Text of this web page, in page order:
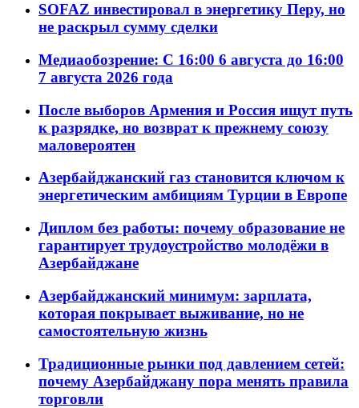
SOFAZ инвестировал в энергетику Перу, но
не раскрыл сумму сделки
Медиаобозрение: С 16:00 6 августа до 16:00
7 августа 2026 года
После выборов Армения и Россия ищут путь
к разрядке, но возврат к прежнему союзу
маловероятен
Азербайджанский газ становится ключом к
энергетическим амбициям Турции в Европе
Диплом без работы: почему образование не
гарантирует трудоустройство молодёжи в
Азербайджане
Азербайджанский минимум: зарплата,
которая покрывает выживание, но не
самостоятельную жизнь
Традиционные рынки под давлением сетей:
почему Азербайджану пора менять правила
торговли